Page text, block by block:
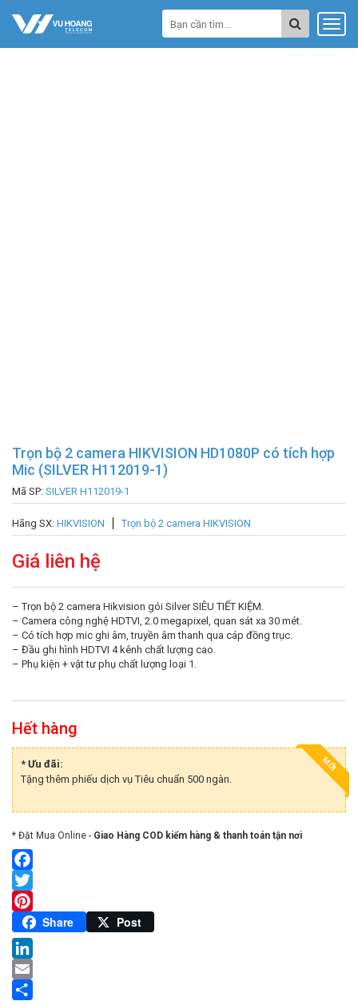
Trọn bộ 2 camera HIKVISION HD1080P có tích hợp
Mic (SILVER H112019-1)
Mã SP: SILVER H112019-1
Hãng SX: HIKVISION Trọn bộ 2 camera HIKVISION
Giá liên hệ
– Trọn bộ 2 camera Hikvision gói Silver SIÊU TIẾT KIỆM.
– Camera công nghệ HDTVI, 2.0 megapixel, quan sát xa 30 mét.
– Có tích hợp mic ghi âm, truyền âm thanh qua cáp đồng trục.
– Đầu ghi hình HDTVI 4 kênh chất lượng cao.
– Phụ kiện + vật tư phụ chất lượng loại 1.
Hết hàng
MỚI
* Ưu đãi:
Tặng thêm phiếu dịch vụ Tiêu chuẩn 500 ngàn.
* Đặt Mua Online - Giao Hàng COD kiểm hàng & thanh toán tận nơi
Facebook
Twitter
Pinterest
Share Post
LinkedIn
Email